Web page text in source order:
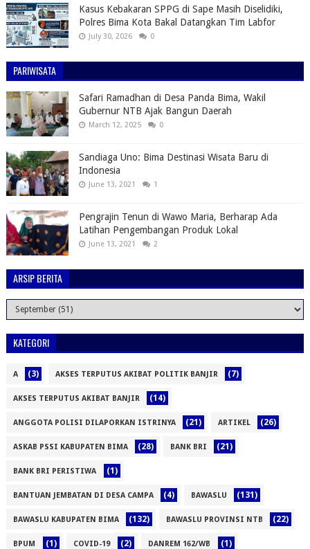
Kasus Kebakaran SPPG di Sape Masih Diselidiki,
Polres Bima Kota Bakal Datangkan Tim Labfor
July 30, 2026 0
PARIWISATA
Safari Ramadhan di Desa Panda Bima, Wakil
Gubernur NTB Ajak Bangun Daerah
March 12, 2025 0
Sandiaga Uno: Bima Destinasi Wisata Baru di
Indonesia
June 13, 2021 1
Pengrajin Tenun di Wawo Maria, Berharap Ada
Latihan Pengembangan Produk Lokal
June 13, 2021 2
ARSIP BERITA
KATEGORI
A (3) AKSES TERPUTUS AKIBAT POLITIK BANJIR (7)
AKSES TERPUTUS AKIBAT BANJIR (14)
ANGGOTA POLISI DILAPORKAN ISTRINYA (21) ARTIKEL (26)
ASKAB PSSI KABUPATEN BIMA (28) BANK BRI (21)
BANK BRI PERISTIWA (1)
BANTUAN JEMBATAN DI DESA CAMPA (4) BAWASLU (131)
BAWASLU KABUPATEN BIMA (132) BAWASLU PROVINSI NTB (22)
BPUM (1) COVID-19 (2) DANREM 162/WB (1)